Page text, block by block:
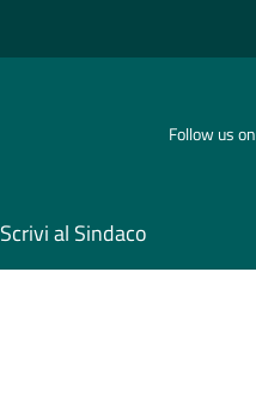
Follow us on
Scrivi al Sindaco